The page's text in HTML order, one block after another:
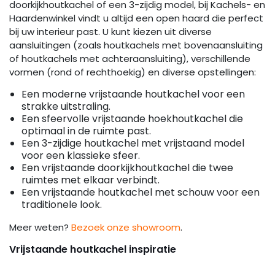
doorkijkhoutkachel of een 3-zijdig model, bij Kachels- en
Haardenwinkel vindt u altijd een open haard die perfect
bij uw interieur past. U kunt kiezen uit diverse
aansluitingen (zoals houtkachels met bovenaansluiting
of houtkachels met achteraansluiting), verschillende
vormen (rond of rechthoekig) en diverse opstellingen:
Een moderne vrijstaande houtkachel voor een
strakke uitstraling.
Een sfeervolle vrijstaande hoekhoutkachel die
optimaal in de ruimte past.
Een 3-zijdige houtkachel met vrijstaand model
voor een klassieke sfeer.
Een vrijstaande doorkijkhoutkachel die twee
ruimtes met elkaar verbindt.
Een vrijstaande houtkachel met schouw voor een
traditionele look.
Meer weten? Bezoek onze showroom.
Vrijstaande houtkachel inspiratie